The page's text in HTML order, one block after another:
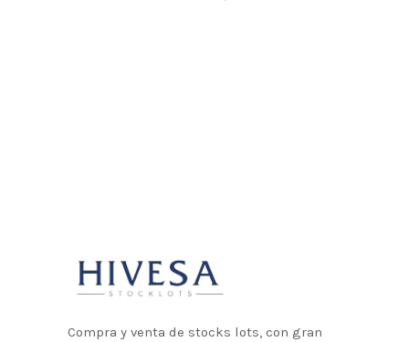
Compra y venta de stocks lots, con gran